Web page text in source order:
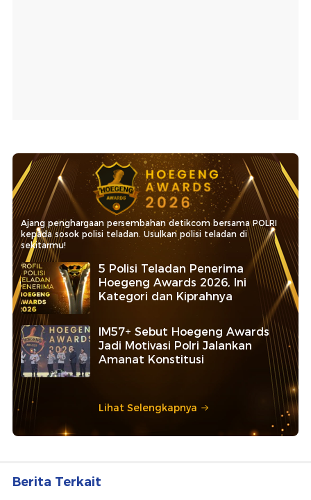
Ajang penghargaan persembahan detikcom bersama POLRI
kepada sosok polisi teladan. Usulkan polisi teladan di
sekitarmu!
5 Polisi Teladan Penerima
Hoegeng Awards 2026, Ini
Kategori dan Kiprahnya
IM57+ Sebut Hoegeng Awards
Jadi Motivasi Polri Jalankan
Amanat Konstitusi
Lihat Selengkapnya
Berita Terkait